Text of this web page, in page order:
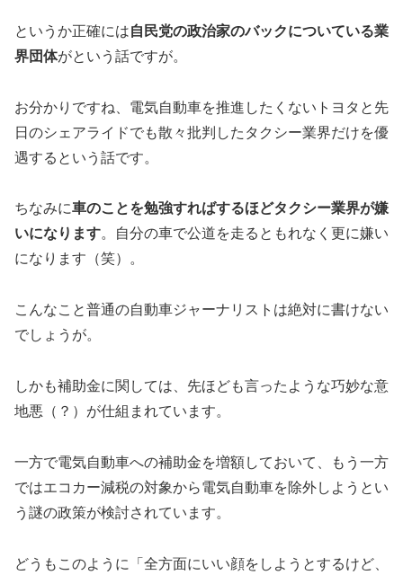
というか正確には自民党の政治家のバックについている業
界団体がという話ですが。
お分かりですね、電気自動車を推進したくないトヨタと先
日のシェアライドでも散々批判したタクシー業界だけを優
遇するという話です。
ちなみに車のことを勉強すればするほどタクシー業界が嫌
いになります。自分の車で公道を走るともれなく更に嫌い
になります（笑）。
こんなこと普通の自動車ジャーナリストは絶対に書けない
でしょうが。
しかも補助金に関しては、先ほども言ったような巧妙な意
地悪（？）が仕組まれています。
一方で電気自動車への補助金を増額しておいて、もう一方
ではエコカー減税の対象から電気自動車を除外しようとい
う謎の政策が検討されています。
どうもこのように「全方面にいい顔をしようとするけど、